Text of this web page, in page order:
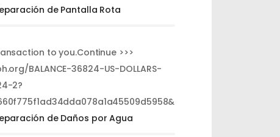
de Pantalla Rota
to you.Continue >>>
BALANCE-36824-US-DOLLARS-
2?
de Daños por Agua